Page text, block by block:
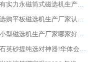
有实力永磁筒式磁选机生产厂家优质设备推荐榜｜华体会手机网页版-华体会(中国) 领衔
选购平板磁选机生产厂家认准华体会手机网页版-华体会(中国) 老牌生产厂家收获众多回头客
小型磁选机生产厂家哪家好?2026 年实测推荐，华体会手机网页版-华体会(中国) 十年口碑厂值得闭眼入
石英砂提纯选对神器!华体会手机网页版-华体会(中国) 强磁辊式磁选机价格优势全解析(2026 实测)